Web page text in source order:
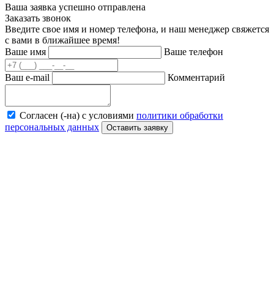
Ваша заявка успешно отправлена
Заказать звонок
Введите свое имя и номер телефона, и наш менеджер свяжется
с вами в ближайшее время!
Ваше имя
Ваше телефон
Ваш e-mail Комментарий
Согласен (-на) с условиями политики обработки
персональных данных